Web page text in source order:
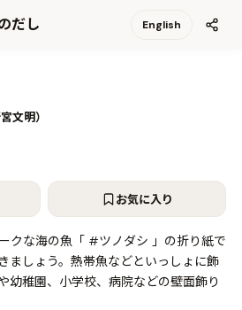
だし English
文明）
お気に入り
クな海の魚「 #ツノダシ 」の折り紙で
ましょう。熱帯魚などといっしょに飾
幼稚園、小学校、病院などの壁面飾り